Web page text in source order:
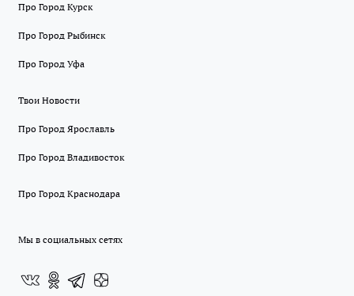
Про Город Курск
Про Город Рыбинск
Про Город Уфа
Твои Новости
Про Город Ярославль
Про Город Владивосток
Про Город Краснодара
Мы в социальных сетях